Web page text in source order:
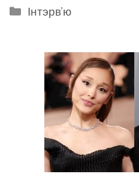
Categories
Інтэрв'ю